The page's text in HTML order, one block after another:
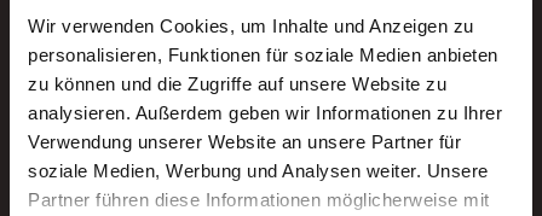
Wir verwenden Cookies, um Inhalte und Anzeigen zu
personalisieren, Funktionen für soziale Medien anbieten
zu können und die Zugriffe auf unsere Website zu
analysieren. Außerdem geben wir Informationen zu Ihrer
Verwendung unserer Website an unsere Partner für
soziale Medien, Werbung und Analysen weiter. Unsere
Partner führen diese Informationen möglicherweise mit
Neue Stellen per E-Mail.
Ein kostenloser Service von AWO
Jobs.
E-Mail-Adresse eintragen